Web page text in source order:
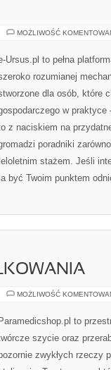
MOŻLIWOŚĆ
Ursus.pl to pełna
rozumianej
dla osób, które
w
z naciskiem na
poradniki
stażem. Jeśli
być Twoim punktem
MOŻLIWOŚĆ
Paramedicshop.pl to
szycie oraz
zwykłych rzeczy